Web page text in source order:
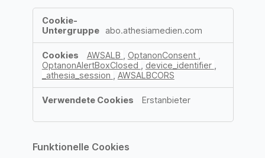
Unbedingt
erforderliche
Cookies
abo.athesiamedien.com
AWSALB OptanonConsent
OptanonAlertBoxClosed
device_identifier
_athesia_session
AWSALBCORS
Erstanbieter
Funktionelle Cookies